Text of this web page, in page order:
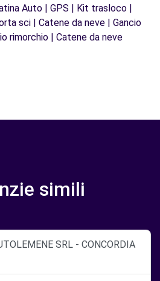
Auto | GPS | Kit trasloco |
sci | Catene da neve | Gancio
rimorchio | Catene da neve
simili
SRL - CONCORDIA